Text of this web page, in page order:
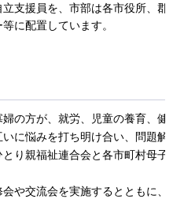
支援員を、市部は各市役所、郡
に配置しています。
の方が、就労、児童の養育、健
に悩みを打ち明け合い、問題解
り親福祉連合会と各市町村母子
や交流会を実施するとともに、